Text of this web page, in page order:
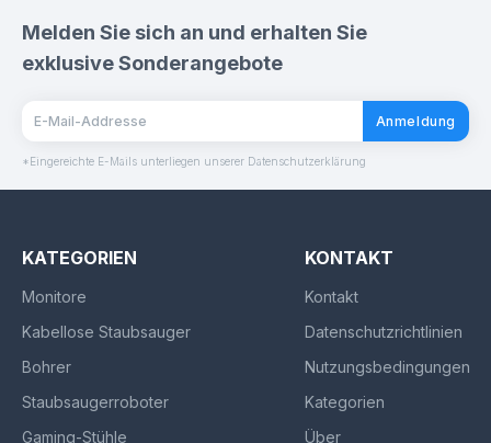
Melden Sie sich an und erhalten Sie
exklusive Sonderangebote
Anmeldung
*Eingereichte E-Mails unterliegen unserer Datenschutzerklärung
KATEGORIEN
Monitore
Kabellose Staubsauger
Bohrer
Staubsaugerroboter
Gaming-Stühle
KONTAKT
Kontakt
Datenschutzrichtlinien
Nutzungsbedingungen
Kategorien
Über